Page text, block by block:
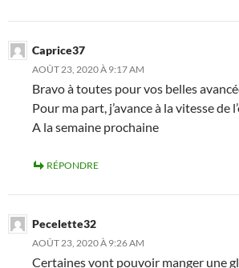
Caprice37
AOÛT 23, 2020 À 9:17 AM
Bravo à toutes pour vos belles
Pour ma part, j’avance à la vitesse de
A la semaine prochaine
RÉPONDRE
Pecelette32
AOÛT 23, 2020 À 9:26 AM
Certaines vont pouvoir manger une